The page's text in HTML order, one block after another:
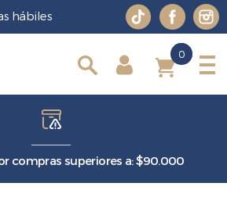
hábiles
compras superiores a: $90.000
0
0